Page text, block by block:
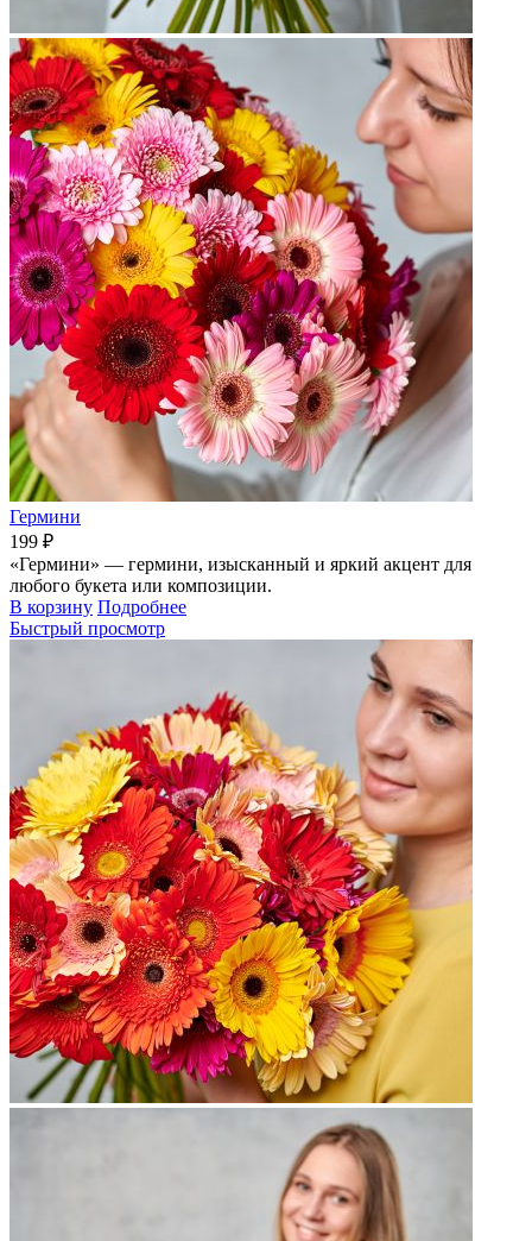
Гермини
199 ₽
«Гермини» — гермини, изысканный и яркий акцент для
любого букета или композиции.
В корзину Подробнее
Быстрый просмотр